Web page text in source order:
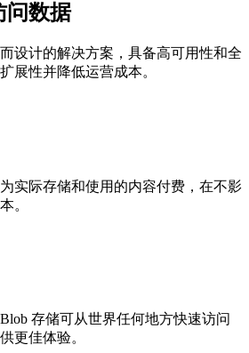
问数据
设计的解决方案，具备高可用性和全
展性并降低运营成本。
实际存储和使用的内容付费，在不影
。
存储可从世界任何地方快速访问
更佳体验。